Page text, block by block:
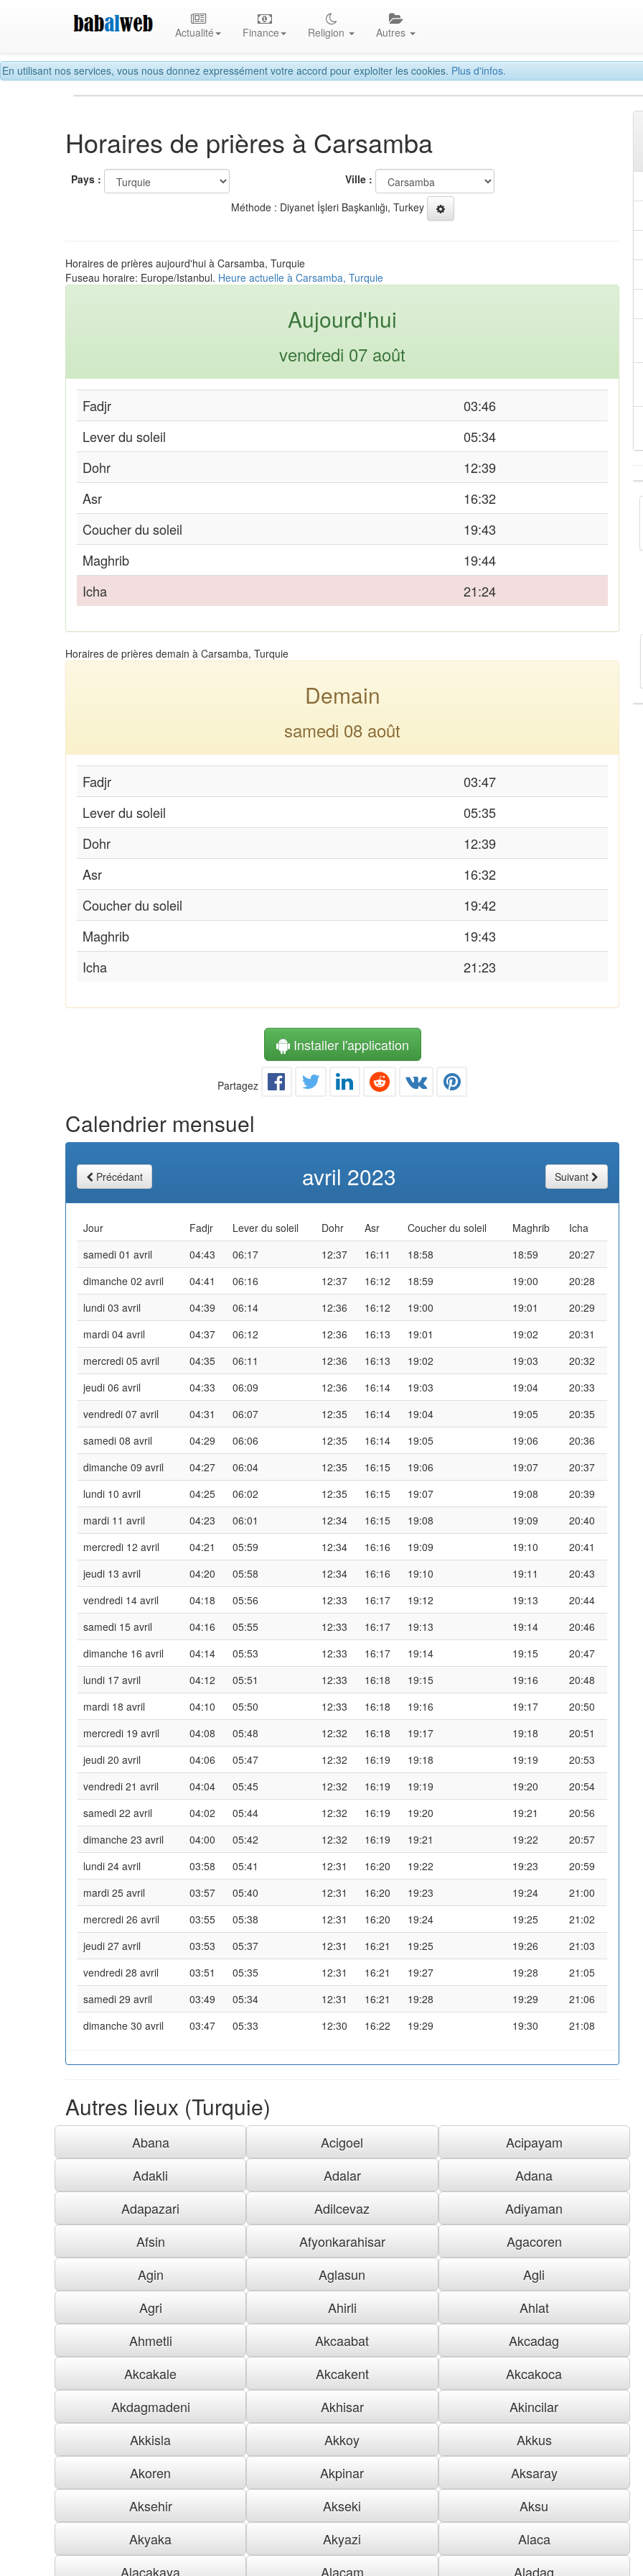
En utilisant nos services, vous nous donnez expressément votre accord pour exploiter les cookies. Plus d'infos.
Actualité Finance Religion Autres
Horaires de prières à Carsamba
Pays :
Ville :
Méthode : Diyanet İşleri Başkanlığı, Turkey
Horaires de prières aujourd'hui à Carsamba, Turquie
Fuseau horaire: Europe/Istanbul. Heure actuelle à Carsamba, Turquie
Aujourd'hui
vendredi 07 août
Fadjr
03:46
Lever du soleil
05:34
Dohr
12:39
Asr
16:32
Coucher du soleil
19:43
Maghrib
19:44
Icha
21:24
Horaires de prières demain à Carsamba, Turquie
Demain
samedi 08 août
Fadjr
03:47
Lever du soleil
05:35
Dohr
12:39
Asr
16:32
Coucher du soleil
19:42
Maghrib
19:43
Icha
21:23
Installer l'application
Partagez
Calendrier mensuel
Précédant avril 2023 Suivant
Jour Fadjr Lever du soleil Dohr Asr Coucher du soleil Maghrib
Icha
samedi 01 avril
04:43 06:17 12:37 16:11 18:58 18:59
20:27
dimanche 02 avril
04:41 06:16 12:37 16:12 18:59 19:00
20:28
lundi 03 avril
04:39 06:14 12:36 16:12 19:00 19:01
20:29
mardi 04 avril
04:37 06:12 12:36 16:13 19:01 19:02
20:31
mercredi 05 avril
04:35 06:11 12:36 16:13 19:02 19:03
20:32
jeudi 06 avril
04:33 06:09 12:36 16:14 19:03 19:04
20:33
vendredi 07 avril
04:31 06:07 12:35 16:14 19:04 19:05
20:35
samedi 08 avril
04:29 06:06 12:35 16:14 19:05 19:06
20:36
dimanche 09 avril
04:27 06:04 12:35 16:15 19:06 19:07
20:37
lundi 10 avril
04:25 06:02 12:35 16:15 19:07 19:08
20:39
mardi 11 avril
04:23 06:01 12:34 16:15 19:08 19:09
20:40
mercredi 12 avril
04:21 05:59 12:34 16:16 19:09 19:10
20:41
jeudi 13 avril
04:20 05:58 12:34 16:16 19:10 19:11
20:43
vendredi 14 avril
04:18 05:56 12:33 16:17 19:12 19:13
20:44
samedi 15 avril
04:16 05:55 12:33 16:17 19:13 19:14
20:46
dimanche 16 avril
04:14 05:53 12:33 16:17 19:14 19:15
20:47
lundi 17 avril
04:12 05:51 12:33 16:18 19:15 19:16
20:48
mardi 18 avril
04:10 05:50 12:33 16:18 19:16 19:17
20:50
mercredi 19 avril
04:08 05:48 12:32 16:18 19:17 19:18
20:51
jeudi 20 avril
04:06 05:47 12:32 16:19 19:18 19:19
20:53
vendredi 21 avril
04:04 05:45 12:32 16:19 19:19 19:20
20:54
samedi 22 avril
04:02 05:44 12:32 16:19 19:20 19:21
20:56
dimanche 23 avril
04:00 05:42 12:32 16:19 19:21 19:22
20:57
lundi 24 avril
03:58 05:41 12:31 16:20 19:22 19:23
20:59
mardi 25 avril
03:57 05:40 12:31 16:20 19:23 19:24
21:00
mercredi 26 avril
03:55 05:38 12:31 16:20 19:24 19:25
21:02
jeudi 27 avril
03:53 05:37 12:31 16:21 19:25 19:26
21:03
vendredi 28 avril
03:51 05:35 12:31 16:21 19:27 19:28
21:05
samedi 29 avril
03:49 05:34 12:31 16:21 19:28 19:29
21:06
dimanche 30 avril
03:47 05:33 12:30 16:22 19:29 19:30 21:08
Autres lieux (Turquie)
Abana Acigoel
Acipayam
Adakli
Adalar
Adana
Adapazari
Adilcevaz
Adiyaman
Afsin
Afyonkarahisar
Agacoren
Agin
Aglasun
Agli
Agri
Ahirli
Ahlat
Ahmetli
Akcaabat
Akcadag
Akcakale
Akcakent
Akcakoca
Akdagmadeni
Akhisar
Akincilar
Akkisla
Akkoy
Akkus
Akoren
Akpinar
Aksaray
Aksehir
Akseki
Aksu
Akyaka
Akyazi
Alaca
Alacakaya
Alacam Aladag